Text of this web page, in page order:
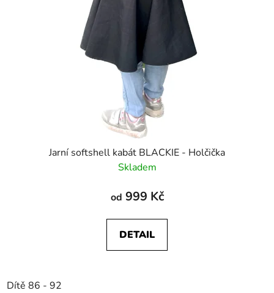
Jarní softshell kabát BLACKIE - Holčička
Skladem
od 999 Kč
DETAIL
Dítě 86 - 92